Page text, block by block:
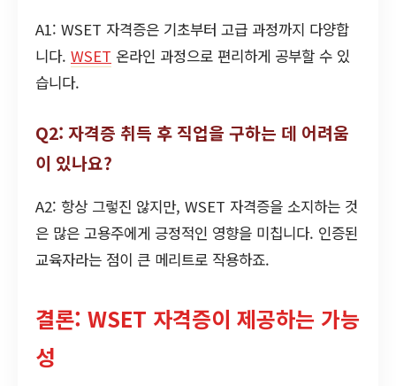
A1: WSET 자격증은 기초부터 고급 과정까지 다양합
니다. WSET 온라인 과정으로 편리하게 공부할 수 있
습니다.
Q2: 자격증 취득 후 직업을 구하는 데 어려움
이 있나요?
A2: 항상 그렇진 않지만, WSET 자격증을 소지하는 것
은 많은 고용주에게 긍정적인 영향을 미칩니다. 인증된
교육자라는 점이 큰 메리트로 작용하죠.
결론: WSET 자격증이 제공하는 가능
성